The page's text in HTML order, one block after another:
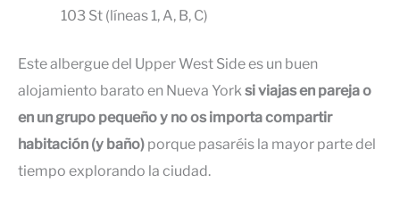
103 St (líneas 1, A, B, C)
Este albergue del Upper West Side es un buen
alojamiento barato en Nueva Yorksi viajas en pareja o
en un grupo pequeño y no os importa compartir
habitación (y baño) porque pasaréis la mayor parte del
tiempo explorando la ciudad.